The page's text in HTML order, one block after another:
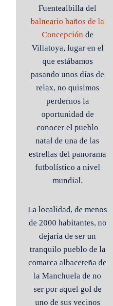
Fuentealbilla del
balneario baños de la
Concepción de
Villatoya, lugar en el
que estábamos
pasando unos días de
relax, no quisimos
perdernos la
oportunidad de
conocer el pueblo
natal de una de las
estrellas del panorama
futbolístico a nivel
mundial.
La localidad, de menos
de 2000 habitantes, no
dejaría de ser un
tranquilo pueblo de la
comarca albaceteña de
la Manchuela de no
ser por aquel gol de
uno de sus vecinos